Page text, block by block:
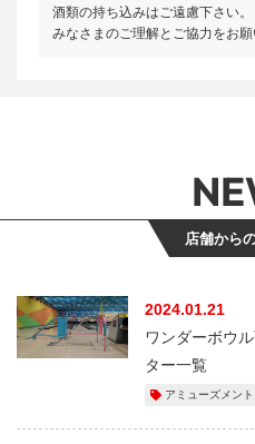
酒類の持ち込みはご遠慮下さい。
みなさまのご理解とご協力をお願
店舗から
2024.01.21
ワンダーボウ
ター一覧
アミューズメン